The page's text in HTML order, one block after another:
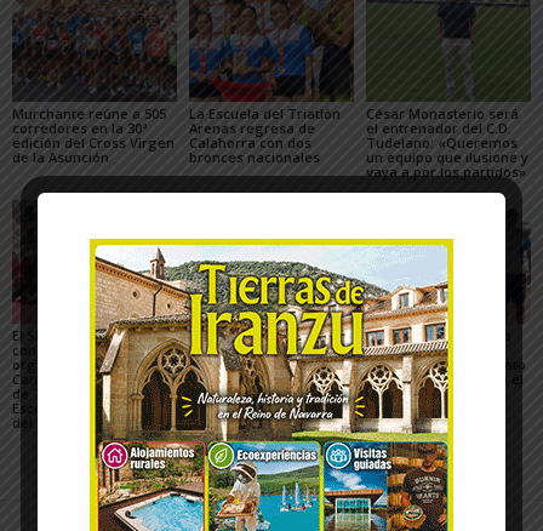
Murchante reúne a 505
corredores en la 30ª
edición del Cross Virgen
de la Asunción
La Escuela del Triatlón
Arenas regresa de
Calahorra con dos
bronces nacionales
César Monasterio será
el entrenador del C.D.
Tudelano: «Queremos
un equipo que ilusione y
vaya a por los partidos»
El SDR Arenas supera
con éxito el gran reto
organizativo del
Campeonato de España
de Triatlón de Edad
Escolar y del XXV Reto
del...
Casi 800 ciclistas
participaron en la 27ª
edición de la Extreme
Bardenas de Arguedas
El Club de piragüismo
Ebrokayak de Tudela
brilla en el Campeonato
de España de Ríos en el
Cinca